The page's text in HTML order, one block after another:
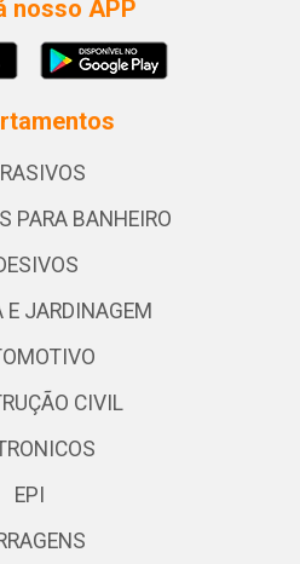
nosso APP
PARA BANHEIRO
E JARDINAGEM
CIVIL
EPI